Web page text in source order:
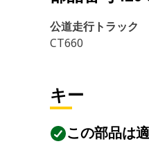
公道走行トラック
CT660
キー
この部品は